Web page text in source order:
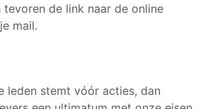
tevoren de link naar de online
mail.
leden stemt vóór acties, dan